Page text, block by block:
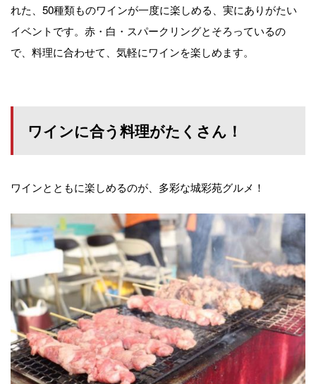
れた、50種類ものワインが一度に楽しめる、実にありがたい
イベントです。赤・白・スパークリングとそろっているの
で、料理に合わせて、気軽にワインを楽しめます。
ワインに合う料理がたくさん！
ワインとともに楽しめるのが、多彩な城彩苑グルメ！